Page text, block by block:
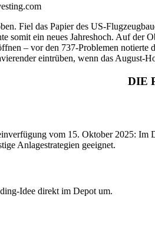
Fiel das Papier des US-
somit ein neues Jahreshoch. Auf der
– vor den 737-Problemen
eintrüben, wenn das August-
DIE
vom 15. Oktober 2025:
Anlagestrategien geeignet.
Idee direkt im Depot um.